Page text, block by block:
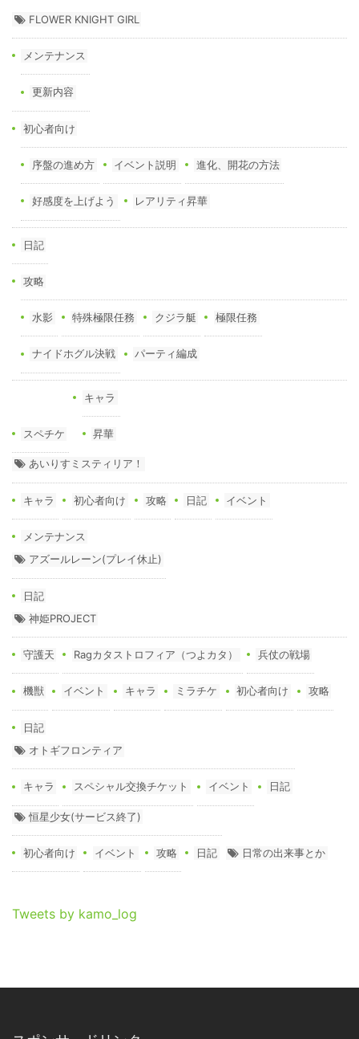
FLOWER KNIGHT GIRL
メンテナンス
更新内容
初心者向け
序盤の進め方 イベント説明 進化、開花の方法
好感度を上げよう レアリティ昇華
日記
攻略
水影 特殊極限任務 クジラ艇 極限任務
ナイドホグル決戦 パーティ編成
スペチケ
キャラ
昇華
あいりすミスティリア！
キャラ 初心者向け 攻略 日記 イベント
メンテナンス
アズールレーン(プレイ休止)
日記
神姫PROJECT
守護天 Ragカタストロフィア（つよカタ） 兵仗の戦場
機獣 イベント キャラ ミラチケ 初心者向け 攻略
日記
オトギフロンティア
キャラ スペシャル交換チケット イベント 日記
恒星少女(サービス終了)
初心者向け イベント 攻略 日記 日常の出来事とか
Tweets by kamo_log